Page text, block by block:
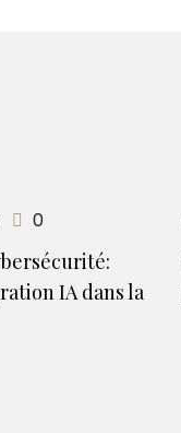
0
IA dans la